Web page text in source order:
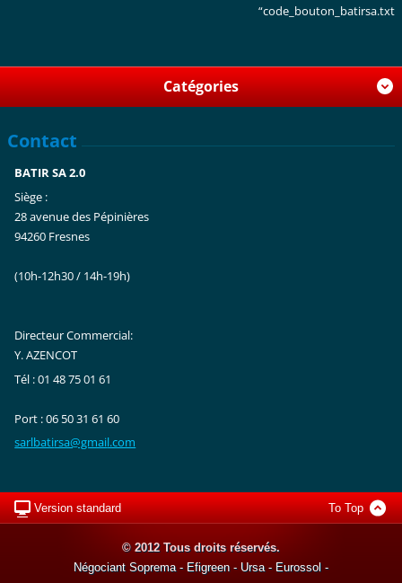
“code_bouton_batirsa.txt
Catégories
Contact
BATIR SA 2.0
Siège :
28 avenue des Pépinières
94260 Fresnes
(10h-12h30 / 14h-19h)
Directeur Commercial:
Y. AZENCOT
Tél : 01 48 75 01 61
Port : 06 50 31 61 60
sarlbatirsa@gmail.com
Version standard To Top
© 2012 Tous droits réservés.
Négociant Soprema - Efigreen - Ursa - Eurossol -